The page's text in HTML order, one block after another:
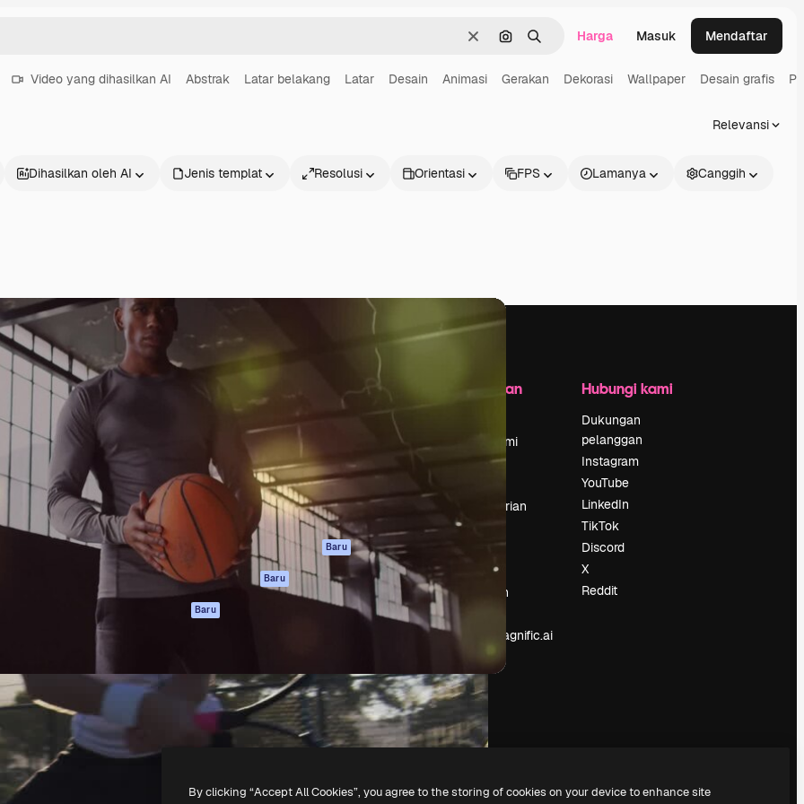
JernihPencarian berdasarkan gambar
MencariHarga Masuk Mendaftar
Video yang dihasilkan AI Abstrak Latar belakang Latar Desain Animasi Gerakan Dekorasi Wallpaper Desain grafis
Relevansi
Dihasilkan oleh AI Jenis templat Resolusi Orientasi FPS Lamanya Canggih
mengarahkan karya
dari 1 juta pelanggan
perusahaan, agensi,
Generator gambar
AI
Generator video AI
Generator suara AI
Konten stok
MCP untuk
Claude/ChatGPT
Baru
Baru
Semua alat
Magnific
Dokumentasi
Dukungan
Ketentuan
Penggunaan
Kebijakan privasi
Asli
Baru
Kebijakan Cookie
Pusat kepercayaan
Perusahaan
Tentang kami
Tren pencarian
Blog
Slidesgo
Jual konten
Ruang pers
Mencari magnific.ai
Hubungi kami
Dukungan
pelanggan
Instagram
YouTube
LinkedIn
TikTok
Discord
X
Reddit
2026 Freepik Company S.L.U. Hak cipta dilindungi undang-undang.
By clicking “Accept All Cookies”, you agree to the storing of cookies on your device to enhance site